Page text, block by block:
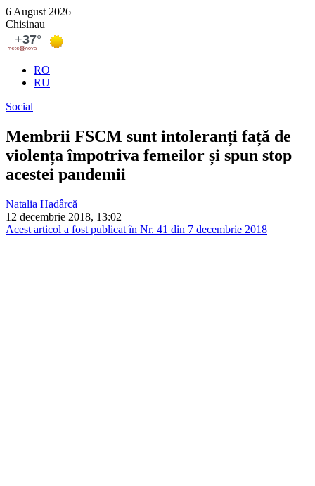
6 August 2026
Chisinau
RO
RU
Social
Membrii FSCM sunt intoleranți față de
violența împotriva femeilor și spun stop
acestei pandemii
Natalia Hadârcă
12 decembrie 2018, 13:02
Acest articol a fost publicat în Nr. 41 din 7 decembrie 2018